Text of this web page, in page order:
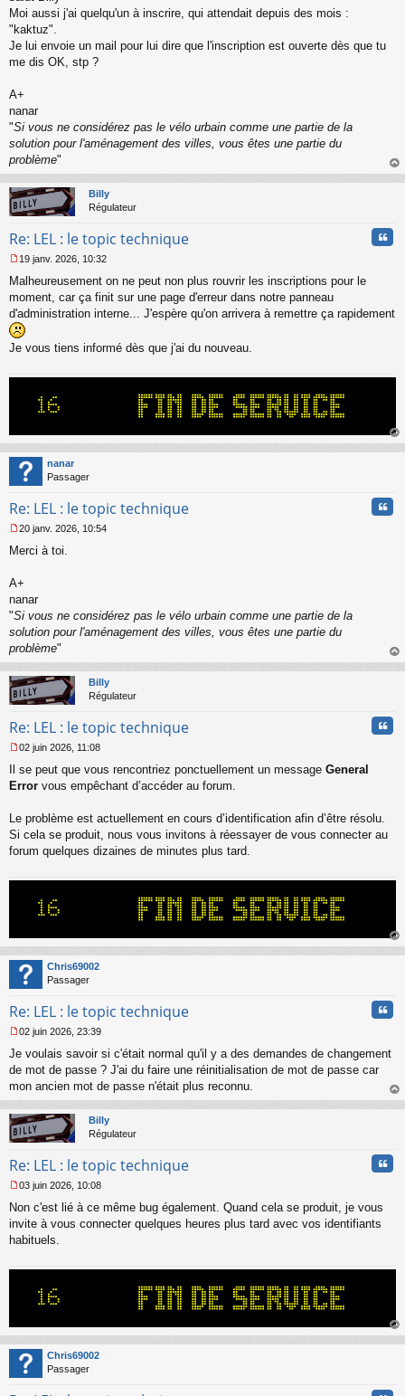
s
s
g
e
o
n
l
u
Moi aussi j'ai quelqu'un à inscrire, qui attendait depuis des mois :
"kaktuz".
Je lui envoie un mail pour lui dire que l'inscription est ouverte dès que tu
me dis OK, stp ?
A+
nanar
"Si vous ne considérez pas le vélo urbain comme une partie de la
solution pour l'aménagement des villes, vous êtes une partie du
problème"
au
Billy
Régulateur
Re: LEL : le topic technique
e
s
s
a
g
e
o
19 janv. 2026, 10:32
Malheureusement on ne peut non plus rouvrir les inscriptions pour le
moment, car ça finit sur une page d'erreur dans notre panneau
d'administration interne... J'espère qu'on arrivera à remettre ça rapidement
Je vous tiens informé dès que j'ai du nouveau.
au
nanar
Passager
Re: LEL : le topic technique
e
s
g
e
n
o
n
l
u
20 janv. 2026, 10:54
Merci à toi.
A+
nanar
"Si vous ne considérez pas le vélo urbain comme une partie de la
solution pour l'aménagement des villes, vous êtes une partie du
problème"
au
Billy
Régulateur
Re: LEL : le topic technique
e
s
g
e
n
n
02 juin 2026, 11:08
Il se peut que vous rencontriez ponctuellement un message General
Error vous empêchant d’accéder au forum.
Le problème est actuellement en cours d’identification afin d’être résolu.
Si cela se produit, nous vous invitons à réessayer de vous connecter au
forum quelques dizaines de minutes plus tard.
au
Chris69002
Passager
Re: LEL : le topic technique
e
s
s
g
e
n
n
u
02 juin 2026, 23:39
Je voulais savoir si c'était normal qu'il y a des demandes de changement
de mot de passe ? J'ai du faire une réinitialisation de mot de passe car
mon ancien mot de passe n'était plus reconnu.
au
Billy
Régulateur
Re: LEL : le topic technique
e
s
s
l
u
03 juin 2026, 10:08
Non c'est lié à ce même bug également. Quand cela se produit, je vous
invite à vous connecter quelques heures plus tard avec vos identifiants
habituels.
au
Chris69002
Passager